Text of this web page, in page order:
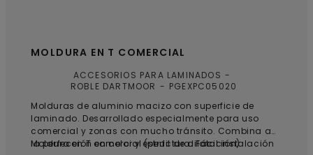
MOLDURA EN T COMERCIAL
ACCESORIOS PARA LAMINADOS
ROBLE DARTMOOR
PGEXPC05020
Molduras de aluminio macizo con superficie de
laminado. Desarrollado especialmente para uso
comercial y zonas con mucho tránsito. Combina a
la perfección en color y estructura. Fácil instalación
Moldura en T comercial (perfil de dilatación)